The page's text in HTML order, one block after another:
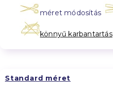
méret módosítás
könnyű karbantartás
Standard méret